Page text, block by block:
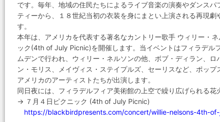
です。毎年、地域の住民たちによるライブ音楽の演奏やダンス
ティーから、１８世紀当初の衣装を身にまとい上演される再現
す。
本年は、アメリカを代表する著名なカントリー歌手 ウィリー・
ック(4th of July Picnic)を開催します。当イベントはフィラデル
ムデンで行われ、ウィリー・ネルソンの他、ボブ・ディラン、
ン・モリス、メイヴィス・ステイプルズ、セーリスなど、ポッ
アメリカのアーティストたちが出演します。
同日夜には、フィラデルフィア美術館の上空で繰り広げられる
→ ７月４日ピクニック (4th of July Picnic)
https://blackbirdpresents.com/concert/willie-nelsons-4th-